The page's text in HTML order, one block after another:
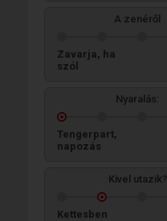
A zenéről
Zavarja, ha
szól
Nyaralás:
Tengerpart,
napozás
Kivel utazik?
Kettesben